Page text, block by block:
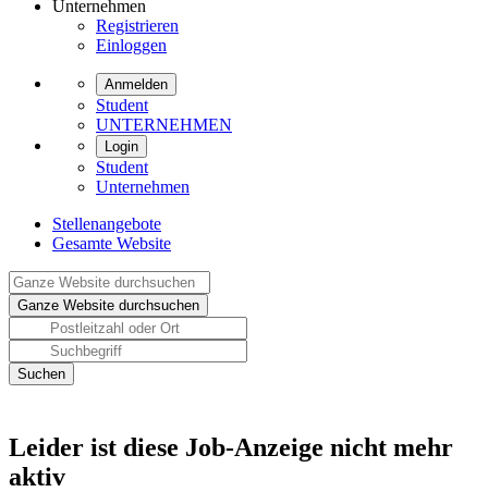
Unternehmen
Registrieren
Einloggen
Anmelden
Student
UNTERNEHMEN
Login
Student
Unternehmen
Stellenangebote
Gesamte Website
Leider ist diese Job-Anzeige nicht mehr
aktiv